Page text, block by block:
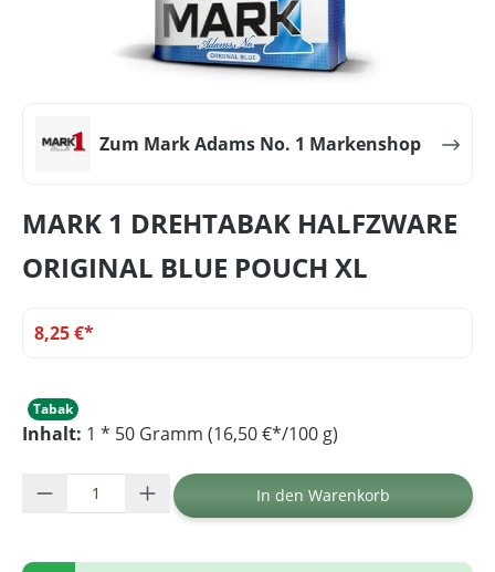
Zum Mark Adams No. 1 Markenshop
MARK 1 DREHTABAK HALFZWARE
ORIGINAL BLUE POUCH XL
8,25 €*
Tabak
Inhalt: 1 * 50 Gramm (16,50 €*/100 g)
Produkt Anzahl: Gib den gewünschten
In den Warenkorb